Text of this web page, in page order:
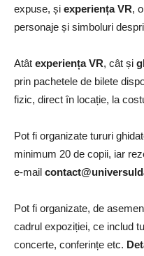
expuse, și experiența VR,
personaje și simboluri
Atât experiența VR, cât și
prin pachetele de bilete
fizic, direct în locație, la
Pot fi organizate tururi
minimum 20 de copii, iar
e-mail
Pot fi organizate, de
cadrul expoziției, ce includ
concerte, conferințe etc.